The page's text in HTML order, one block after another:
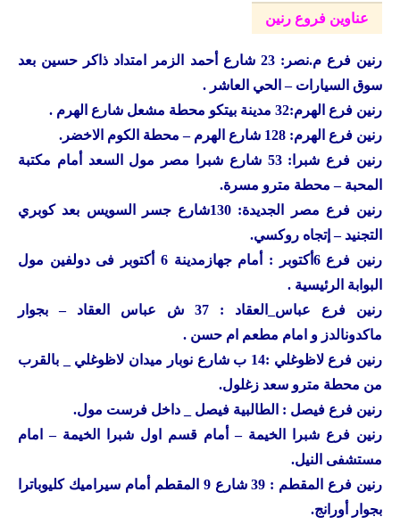
عناوين فروع رنين
رنين
فرع م.نصر: 23 شارع أحمد الزمر امتداد ذاكر حسين بعد
سوق السيارات – الحي العاشر .
رنين فرع الهرم:32 مدينة بيتكو محطة مشعل شارع الهرم .
رنين فرع الهرم: 128 شارع الهرم – محطة الكوم الاخضر.
رنين
فرع شبرا: 53 شارع شبرا مصر مول السعد أمام مكتبة
المحبة – محطة مترو مسرة.
رنين
فرع مصر الجديدة: 130شارع جسر السويس بعد كوبري
التجنيد – إتجاه روكسي.
رنين
فرع 6أكتوبر : أمام جهازمدينة 6 أكتوبر فى دولفين مول
البوابة الرئيسية .
رنين
فرع عباس_العقاد : 37 ش عباس العقاد – بجوار
ماكدونالدز و امام مطعم ام حسن .
رنين
فرع لاظوغلي :14 ب شارع نوبار ميدان لاظوغلي _ بالقرب
من محطة مترو سعد زغلول.
رنين فرع فيصل : الطالبية فيصل _ داخل فرست مول.
رنين فرع شبرا الخيمة – أمام قسم اول شبرا الخيمة – امام
مستشفى النيل.
رنين
فرع المقطم : 39 شارع 9 المقطم أمام سيراميك كليوباترا
بجوار أورانج.